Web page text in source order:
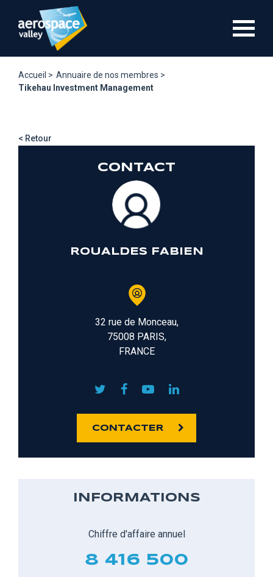
contenu
Accueil > Annuaire de nos membres >
Tikehau Investment Management
< Retour
CONTACT
ROUALDES FABIEN
32 rue de Monceau,
75008 PARIS,
FRANCE
CONTACTER
INFORMATIONS
Chiffre d'affaire annuel
8 416 500